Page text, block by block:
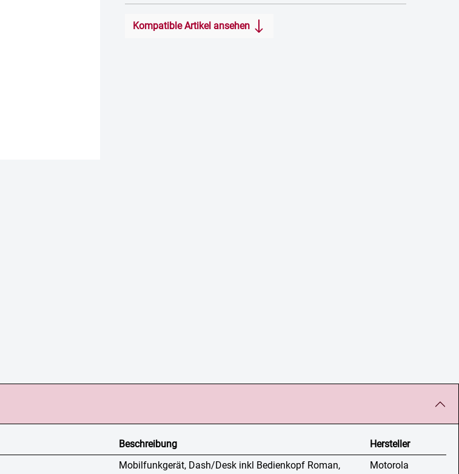
Kompatible Artikel ansehen
Beschreibung Hersteller
Mobilfunkgerät, Dash/Desk inkl Bedienkopf Roman,
Motorola